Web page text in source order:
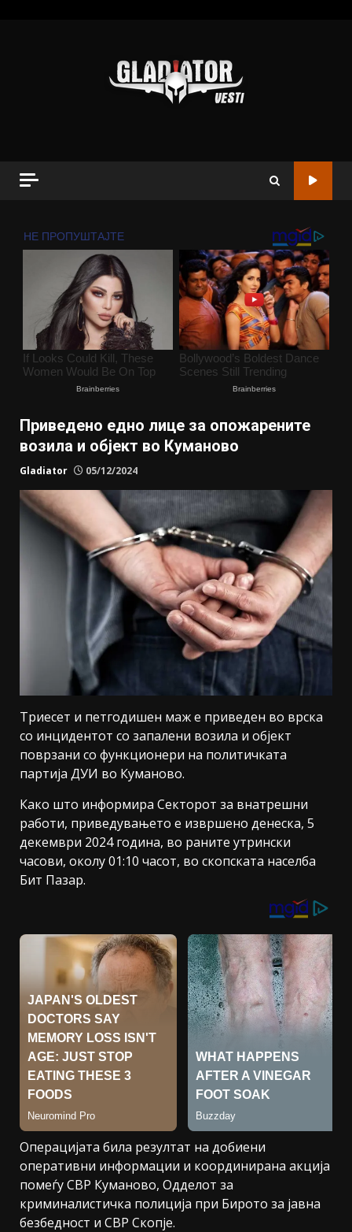
Приведено едно лице за опожарените
возила и објект во Куманово
Gladiator 05/12/2024
Триесет и петгодишен маж е приведен во врска
со инцидентот со запалени возила и објект
поврзани со функционери на политичката
партија ДУИ во Куманово.
Како што информира Секторот за внатрешни
работи, приведувањето е извршено денеска, 5
декември 2024 година, во раните утрински
часови, околу 01:10 часот, во скопската населба
Бит Пазар.
Операцијата била резултат на добиени
оперативни информации и координирана акција
помеѓу СВР Куманово, Одделот за
криминалистичка полиција при Бирото за јавна
безбедност и СВР Скопје.